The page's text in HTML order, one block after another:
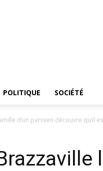
POLITIQUE SOCIÉTÉ
d’un parisien découvre qu’il